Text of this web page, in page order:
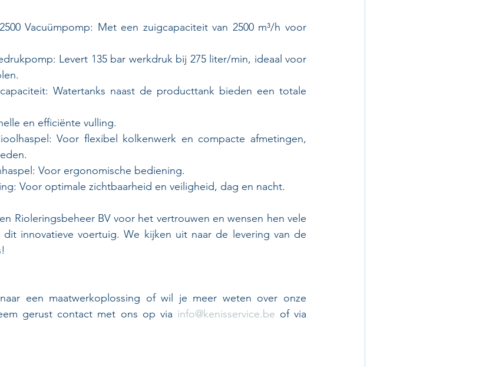
2500 Vacuümpomp: Met een zuigcapaciteit van 2500 m³/h voor
Levert 135 bar werkdruk bij 275 liter/min, ideaal voor
Watertanks naast de producttank bieden een totale
en efficiënte vulling.
Voor flexibel kolkenwerk en compacte afmetingen,
Voor ergonomische bediening.
Voor optimale zichtbaarheid en veiligheid, dag en nacht.
Rioleringsbeheer BV voor het vertrouwen en wensen hen vele
dit innovatieve voertuig. We kijken uit naar de levering van de
een maatwerkoplossing of wil je meer weten over onze
gerust contact met ons op via info@kenisservice.be